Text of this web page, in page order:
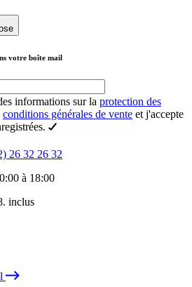
votre boîte mail
informations sur la protection des
conditions générales de vente et j'accepte
26 32 26 32
à 18:00
inclus